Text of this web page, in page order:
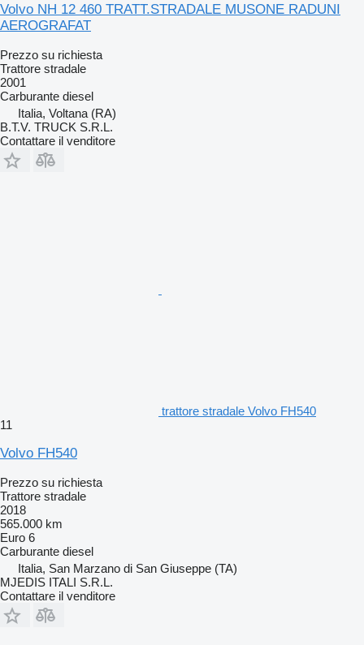
Volvo NH 12 460 TRATT.STRADALE MUSONE RADUNI
AEROGRAFAT
Prezzo su richiesta
Trattore stradale
2001
Carburante diesel
Italia, Voltana (RA)
B.T.V. TRUCK S.R.L.
Contattare il venditore
trattore stradale Volvo FH540
11
Volvo FH540
Prezzo su richiesta
Trattore stradale
2018
565.000 km
Euro 6
Carburante diesel
Italia, San Marzano di San Giuseppe (TA)
MJEDIS ITALI S.R.L.
Contattare il venditore